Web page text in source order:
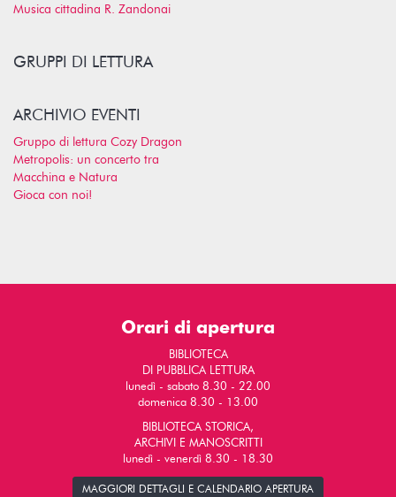
Musica cittadina R. Zandonai
GRUPPI DI LETTURA
ARCHIVIO EVENTI
Gruppo di lettura Cozy Dragon
Metropolis: un concerto tra
Macchina e Natura
Gioca con noi!
Orari di apertura
BIBLIOTECA
DI PUBBLICA LETTURA
lunedì - sabato 8.30 - 22.00
domenica 8.30 - 13.00
BIBLIOTECA STORICA,
ARCHIVI E MANOSCRITTI
lunedì - venerdì 8.30 - 18.30
MAGGIORI DETTAGLI E CALENDARIO APERTURA